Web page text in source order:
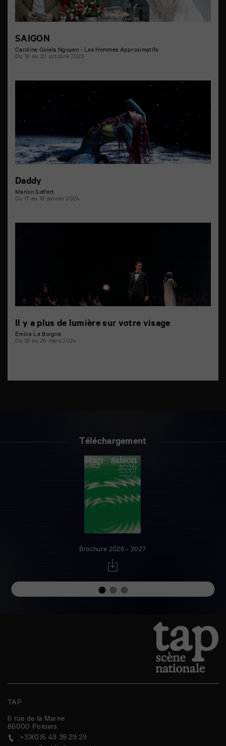
SAIGON
Caroline Guiela Nguyen - Les Hommes Approximatifs
Du 19 au 20 octobre 2023
Daddy
Marion Siéfert
Du 17 au 18 janvier 2024
Il y a plus de lumière sur votre visage
Émilie Le Borgne
Du 19 au 26 mars 2024
Téléchargement
Brochure 2026 - 2027
TAP
6 rue de la Marne
86000 Poitiers
+33(0)5 49 39 29 29